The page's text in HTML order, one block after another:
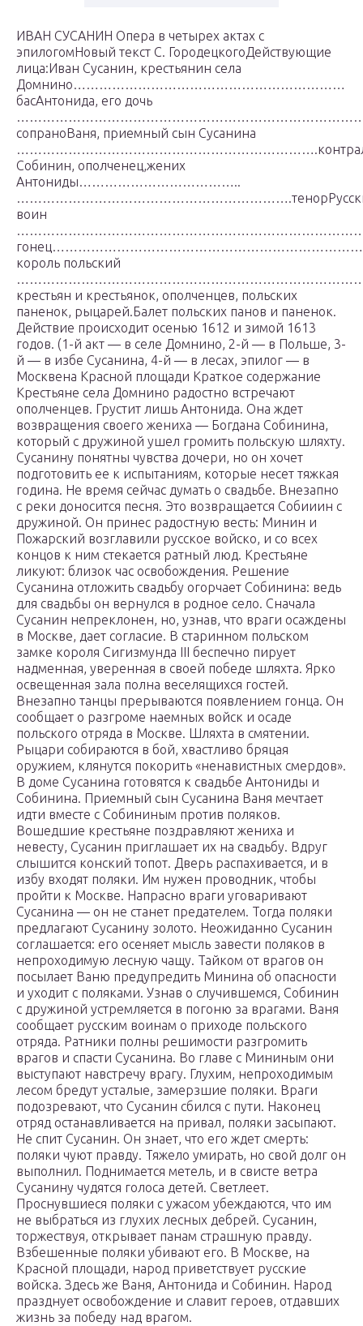
ИВАН СУСАНИН Опера в четырех актах с
эпилогомНовый текст С. ГородецкогоДействующие
лица:Иван Сусанин, крестьянин села
Домнино………………………………………………………
басАнтонида, его дочь
сопраноВаня, приемный сын Сусанина
Собинин, ополченец,жених
Антониды………………………………..
воин
король польский
крестьян и крестьянок, ополченцев, польских
паненок, рыцарей.Балет польских панов и паненок.
Действие происходит осенью 1612 и зимой 1613
годов. (1-й акт — в селе Домнино, 2-й — в Польше, 3-
й — в избе Сусанина, 4-й — в лесах, эпилог — в
Москвена Красной площади Краткое содержание
Крестьяне села Домнино радостно встречают
ополченцев. Грустит лишь Антонида. Она ждет
возвращения своего жениха — Богдана Собинина,
который с дружиной ушел громить польскую шляхту.
Сусанину понятны чувства дочери, но он хочет
подготовить ее к испытаниям, которые несет тяжкая
година. Не время сейчас думать о свадьбе. Внезапно
с реки доносится песня. Это возвращается Собииин с
дружиной. Он принес радостную весть: Минин и
Пожарский возглавили русское войско, и со всех
концов к ним стекается ратный люд. Крестьяне
ликуют: близок час освобождения. Решение
Сусанина отложить свадьбу огорчает Собинина: ведь
для свадьбы он вернулся в родное село. Сначала
Сусанин непреклонен, но, узнав, что враги осаждены
в Москве, дает согласие. В старинном польском
замке короля Сигизмунда III беспечно пирует
надменная, уверенная в своей победе шляхта. Ярко
освещенная зала полна веселящихся гостей.
Внезапно танцы прерываются появлением гонца. Он
сообщает о разгроме наемных войск и осаде
польского отряда в Москве. Шляхта в смятении.
Рыцари собираются в бой, хвастливо бряцая
оружием, клянутся покорить «ненавистных смердов».
В доме Сусанина готовятся к свадьбе Антониды и
Собинина. Приемный сын Сусанина Ваня мечтает
идти вместе с Собининым против поляков.
Вошедшие крестьяне поздравляют жениха и
невесту, Сусанин приглашает их на свадьбу. Вдруг
слышится конский топот. Дверь распахивается, и в
избу входят поляки. Им нужен проводник, чтобы
пройти к Москве. Напрасно враги уговаривают
Сусанина — он не станет предателем. Тогда поляки
предлагают Сусанину золото. Неожиданно Сусанин
соглашается: его осеняет мысль завести поляков в
непроходимую лесную чащу. Тайком от врагов он
посылает Ваню предупредить Минина об опасности
и уходит с поляками. Узнав о случившемся, Собинин
с дружиной устремляется в погоню за врагами. Ваня
сообщает русским воинам о приходе польского
отряда. Ратники полны решимости разгромить
врагов и спасти Сусанина. Во главе с Мининым они
выступают навстречу врагу. Глухим, непроходимым
лесом бредут усталые, замерзшие поляки. Враги
подозревают, что Сусанин сбился с пути. Наконец
отряд останавливается на привал, поляки засыпают.
Не спит Сусанин. Он знает, что его ждет смерть:
поляки чуют правду. Тяжело умирать, но свой долг он
выполнил. Поднимается метель, и в свисте ветра
Сусанину чудятся голоса детей. Светлеет.
Проснувшиеся поляки с ужасом убеждаются, что им
не выбраться из глухих лесных дебрей. Сусанин,
торжествуя, открывает панам страшную правду.
Взбешенные поляки убивают его. В Москве, на
Красной площади, народ приветствует русские
войска. Здесь же Ваня, Антонида и Собинин. Народ
празднует освобождение и славит героев, отдавших
жизнь за победу над врагом.